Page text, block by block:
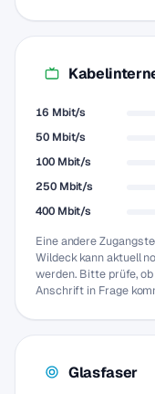
16 Mbit/s
50 Mbit/s
100 Mbit/s
250 Mbit/s
400 Mbit/s
Eine andere
Wildeck kann aktuell
werden. Bitte prüfe,
Anschrift in Frage
Glasfaser